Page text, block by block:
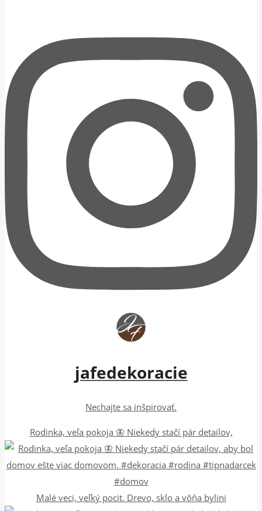
jafedekoracie
Nechajte sa inšpirovať.
Rodinka, veľa pokoja 🦋 Niekedy stačí pár detailov,
Malé veci, veľký pocit. Drevo, sklo a vôňa bylini